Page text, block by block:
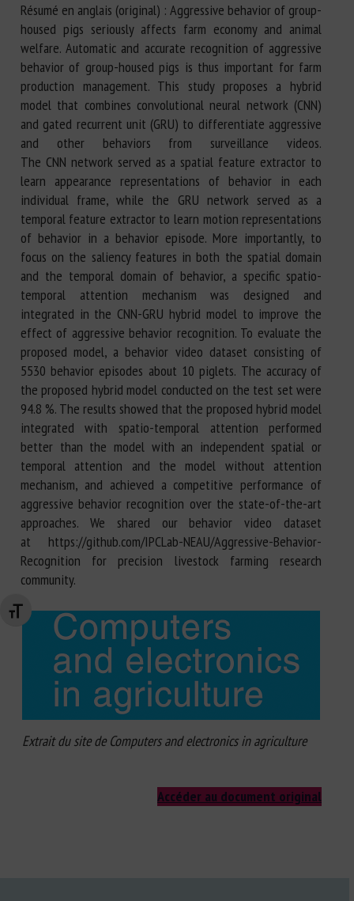
Changer la taille de la police
Résumé en anglais (original) : Aggressive behavior of group-
housed pigs seriously affects farm economy and animal
welfare. Automatic and accurate recognition of aggressive
behavior of group-housed pigs is thus important for farm
production management. This study proposes a hybrid
model that combines convolutional neural network (CNN)
and gated recurrent unit (GRU) to differentiate aggressive
and other behaviors from surveillance videos.
The CNN network served as a spatial feature extractor to
learn appearance representations of behavior in each
individual frame, while the GRU network served as a
temporal feature extractor to learn motion representations
of behavior in a behavior episode. More importantly, to
focus on the saliency features in both the spatial domain
and the temporal domain of behavior, a specific spatio-
temporal attention mechanism was designed and
integrated in the CNN-GRU hybrid model to improve the
effect of aggressive behavior recognition. To evaluate the
proposed model, a behavior video dataset consisting of
5530 behavior episodes about 10 piglets. The accuracy of
the proposed hybrid model conducted on the test set were
94.8 %. The results showed that the proposed hybrid model
integrated with spatio-temporal attention performed
better than the model with an independent spatial or
temporal attention and the model without attention
mechanism, and achieved a competitive performance of
aggressive behavior recognition over the state-of-the-art
approaches. We shared our behavior video dataset
at https://github.com/IPCLab-NEAU/Aggressive-Behavior-
Recognition for precision livestock farming research
community.
Extrait du site de Computers and electronics in agriculture
Accéder au document original